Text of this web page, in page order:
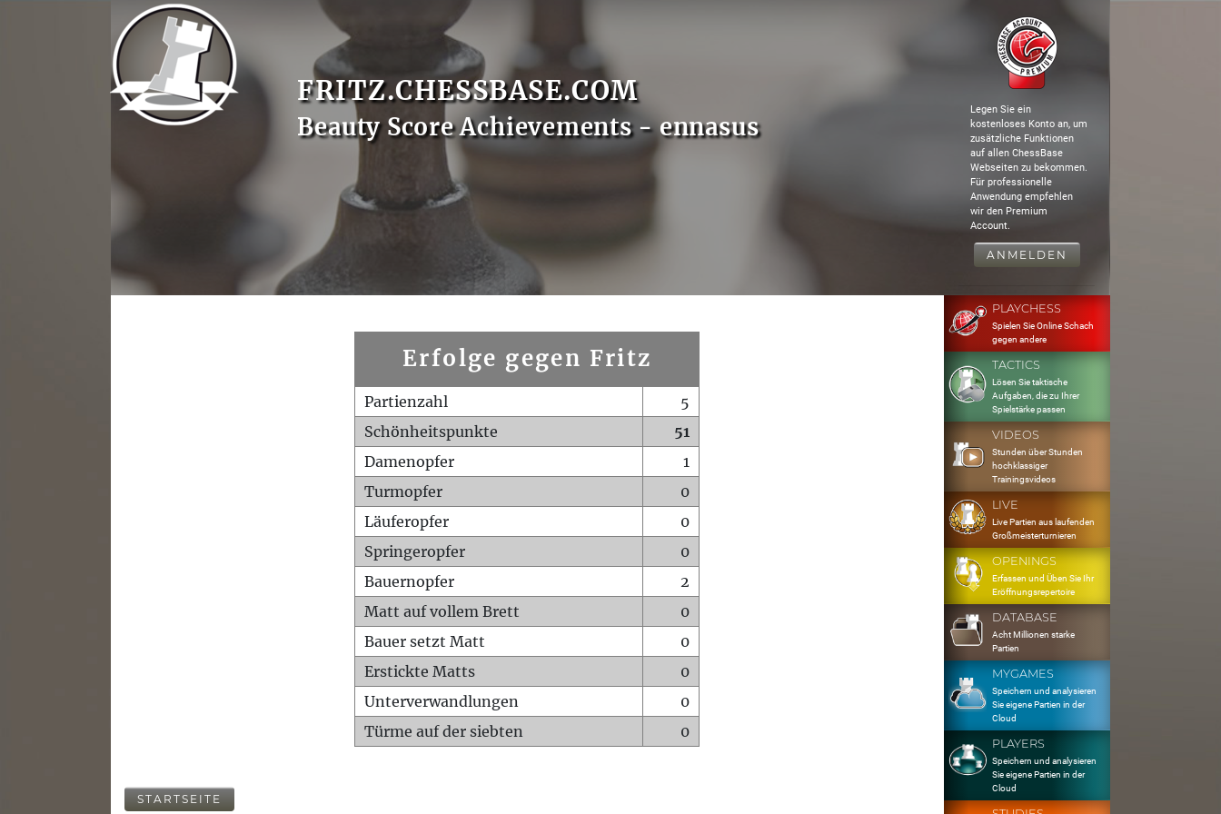
FRITZ.CHESSBASE.COM
Beauty Score Achievements - ennasus
Legen Sie ein
kostenloses Konto an, um
zusätzliche Funktionen
auf allen ChessBase
Webseiten zu bekommen.
Für professionelle
Anwendung empfehlen
wir den Premium
Account.
ANMELDEN
Erfolge gegen Fritz
Partienzahl
5
Schönheitspunkte
51
Damenopfer
1
Turmopfer
0
Läuferopfer
0
Springeropfer
0
Bauernopfer
2
Matt auf vollem Brett
0
Bauer setzt Matt
0
Erstickte Matts
0
Unterverwandlungen
0
Türme auf der siebten
0
STARTSEITE
PLAYCHESS
Spielen Sie Online Schach
gegen andere
TACTICS
Lösen Sie taktische
Aufgaben, die zu Ihrer
Spielstärke passen
VIDEOS
Stunden über Stunden
hochklassiger
Trainingsvideos
LIVE
Live Partien aus laufenden
Großmeisterturnieren
OPENINGS
Erfassen und Üben Sie Ihr
Eröffnungsrepertoire
DATABASE
Acht Millionen starke
Partien
MYGAMES
Speichern und analysieren
Sie eigene Partien in der
Cloud
PLAYERS
Speichern und analysieren
Sie eigene Partien in der
Cloud